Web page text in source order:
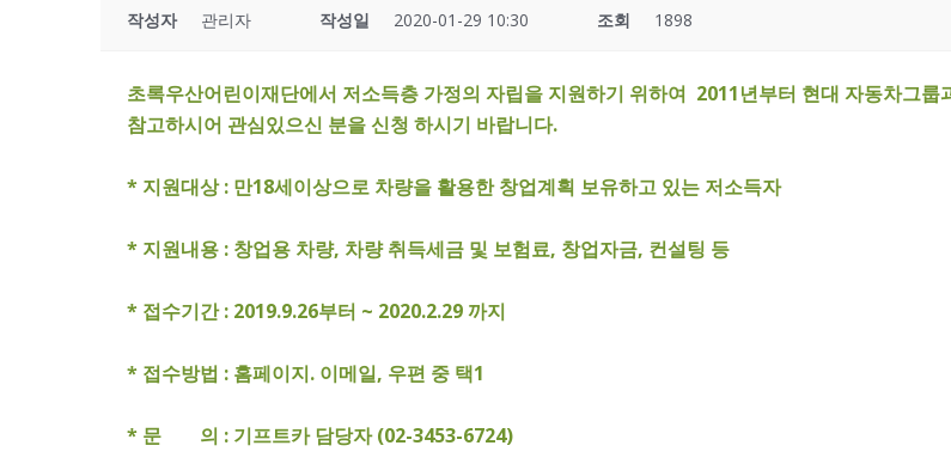
작성자 관리자 작성일 2020-01-29 10:30 조회 1898
초록우산어린이재단에서 저소득층 가정의 자립을 지원하기 위하여 2011년부터 현대 자동차그
참고하시어 관심있으신 분을 신청 하시기 바랍니다.
* 지원대상 : 만18세이상으로 차량을 활용한 창업계획 보유하고 있는 저소득자
* 지원내용 : 창업용 차량, 차량 취득세금 및 보험료, 창업자금, 컨설팅 등
* 접수기간 : 2019.9.26부터 ~ 2020.2.29 까지
* 접수방법 : 홈페이지. 이메일, 우편 중 택1
* 문 의 : 기프트카 담당자 (02-3453-6724)